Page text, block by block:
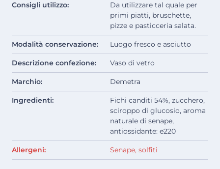
Consigli utilizzo:
Da utilizzare tal quale per
primi piatti, bruschette,
pizze e pasticceria salata.
Modalità conservazione: Luogo fresco e asciutto
Descrizione confezione: Vaso di vetro
Marchio: Demetra
Ingredienti:
Fichi canditi 54%, zucchero,
sciroppo di glucosio, aroma
naturale di senape,
antiossidante: e220
Allergeni: Senape, solfiti